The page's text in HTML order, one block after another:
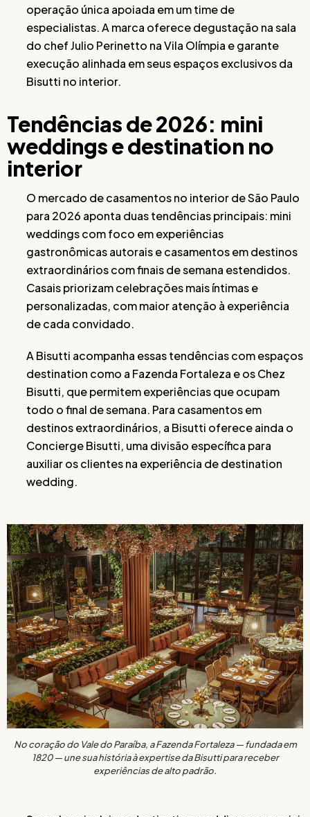
operação única apoiada em um time de
especialistas. A marca oferece degustação na sala
do chef Julio Perinetto na Vila Olímpia e garante
execução alinhada em seus espaços exclusivos da
Bisutti no interior.
Tendências de 2026: mini
weddings e destination no
interior
O mercado de casamentos no interior de São Paulo
para 2026 aponta duas tendências principais: mini
weddings com foco em experiências
gastronômicas autorais e casamentos em destinos
extraordinários com finais de semana estendidos.
Casais priorizam celebrações mais íntimas e
personalizadas, com maior atenção à experiência
de cada convidado.
A Bisutti acompanha essas tendências com espaços
destination como a Fazenda Fortaleza e os Chez
Bisutti, que permitem experiências que ocupam
todo o final de semana. Para casamentos em
destinos extraordinários, a Bisutti oferece ainda o
Concierge Bisutti, uma divisão específica para
auxiliar os clientes na experiência de destination
wedding.
No coração do Vale do Paraíba, a Fazenda Fortaleza — fundada em
1820 — une sua história à expertise da Bisutti para receber
experiências de alto padrão.